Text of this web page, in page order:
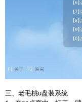
三、老毛桃u盘装系统